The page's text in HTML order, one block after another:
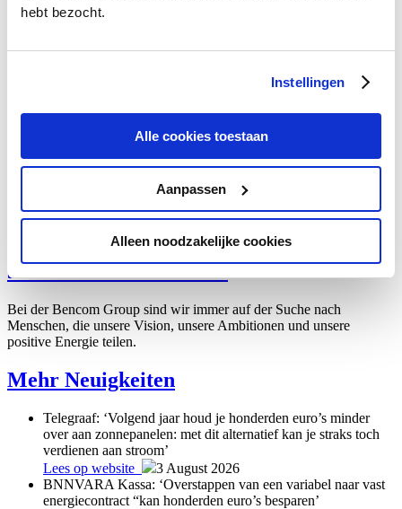
hebt bezocht.
Instellingen
Alle cookies toestaan
Aanpassen
Alleen noodzakelijke cookies
Jaarcongres "De Maatschappij",
Telesur Multimedia Innovation
Conferentie "Energie, Marketing&Sales",
Business Meeting Brabant, Den Bosch
Inbeeld Canon, Den Bosch
JobsAlle offenen Stellen
Bei der Bencom Group sind wir immer auf der Suche nach
Menschen, die unsere Vision, unsere Ambitionen und unsere
positive Energie teilen.
Mehr Neuigkeiten
Telegraaf: ‘Volgend jaar houd je honderden euro’s minder
over aan zonnepanelen: met dit alternatief kan je straks toch
verdienen aan stroom’
Lees op website
3 August 2026
BNNVARA Kassa: ‘Overstappen van een variabel naar vast
energiecontract “kan honderden euro’s besparen’